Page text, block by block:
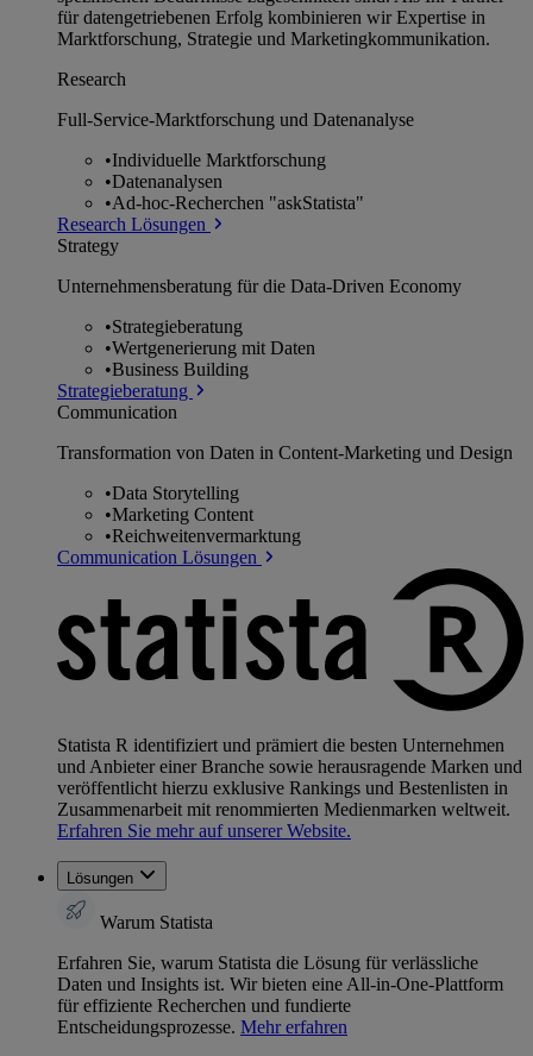
für datengetriebenen Erfolg kombinieren wir Expertise in
Marktforschung, Strategie und Marketingkommunikation.
Research
Full-Service-Marktforschung und Datenanalyse
•Individuelle Marktforschung
•Datenanalysen
•Ad-hoc-Recherchen "askStatista"
Research Lösungen
Strategy
Unternehmens­beratung für die Data-Driven Economy
•Strategieberatung
•Wertgenerierung mit Daten
•Business Building
Strategieberatung
Communication
Transformation von Daten in Content-Marketing und Design
•Data Storytelling
•Marketing Content
•Reichweitenvermarktung
Communication Lösungen
Statista R identifiziert und prämiert die besten Unternehmen
und Anbieter einer Branche sowie herausragende Marken und
veröffentlicht hierzu exklusive Rankings und Bestenlisten in
Zusammenarbeit mit renommierten Medienmarken weltweit.
Erfahren Sie mehr auf unserer Website.
Lösungen
Warum Statista
Erfahren Sie, warum Statista die Lösung für verlässliche
Daten und Insights ist. Wir bieten eine All-in-One-Plattform
für effiziente Recherchen und fundierte
Entscheidungsprozesse. Mehr erfahren